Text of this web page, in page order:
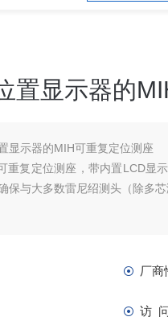
置显示器的
显示器的MIH可重复定位测座
重复定位测座，带内置LCD显
保与大多数雷尼绍测头（除多
厂商
访